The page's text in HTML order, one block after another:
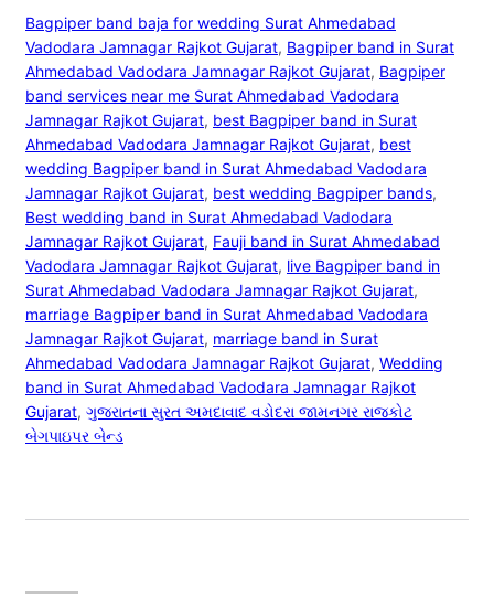
Bagpiper band baja for wedding Surat Ahmedabad
Vadodara Jamnagar Rajkot Gujarat, Bagpiper band in Surat
Ahmedabad Vadodara Jamnagar Rajkot Gujarat, Bagpiper
band services near me Surat Ahmedabad Vadodara
Jamnagar Rajkot Gujarat, best Bagpiper band in Surat
Ahmedabad Vadodara Jamnagar Rajkot Gujarat, best
wedding Bagpiper band in Surat Ahmedabad Vadodara
Jamnagar Rajkot Gujarat, best wedding Bagpiper bands
Best wedding band in Surat Ahmedabad Vadodara
Jamnagar Rajkot Gujarat, Fauji band in Surat Ahmedabad
Vadodara Jamnagar Rajkot Gujarat, live Bagpiper band in
Surat Ahmedabad Vadodara Jamnagar Rajkot Gujarat
marriage Bagpiper band in Surat Ahmedabad Vadodara
Jamnagar Rajkot Gujarat, marriage band in Surat
Ahmedabad Vadodara Jamnagar Rajkot Gujarat, Wedding
band in Surat Ahmedabad Vadodara Jamnagar Rajkot
Gujarat, ગુજરાતના સુરત અમદાવાદ વડોદરા જામનગર રાજકોટ
બેગપાઇપર બેન્ડ